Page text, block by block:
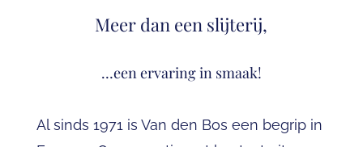
Meer dan een slijterij,
…een ervaring in smaak!
Al sinds 1971 is Van den Bos een begrip in